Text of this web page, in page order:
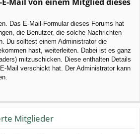
Das E-Mail-Formular dieses Forums hat
die Benutzer, die solche Nachrichten
Du solltest einem Administrator die
hast, weiterleiten. Dabei ist es ganz
mitzuschicken. Diese enthalten Details
Mail verschickt hat. Der Administrator kann
Mitglieder